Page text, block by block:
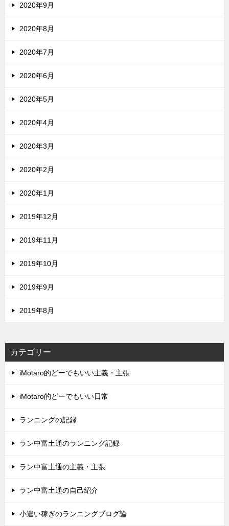
2020年9月
2020年8月
2020年7月
2020年6月
2020年5月
2020年4月
2020年3月
2020年2月
2020年1月
2019年12月
2019年11月
2019年10月
2019年9月
2019年8月
カテゴリー
iMotaro的どーでもいい主義・主張
iMotaro的どーでもいい日常
ランニングの記録
ラン中富土通のランニング記録
ラン中富土通の主義・主張
ラン中富土通の自己紹介
小遣い稼ぎのランニングブログ論